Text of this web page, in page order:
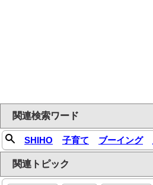
関連検索ワード
SHIHO 子育て ブーイング
関連トピック